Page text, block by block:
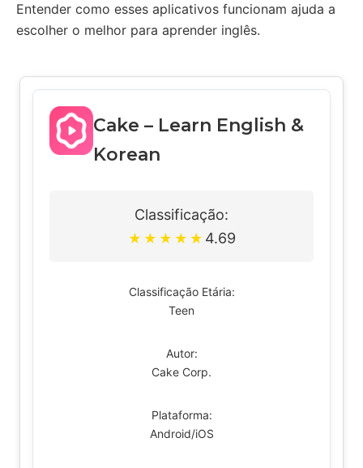
Entender como esses aplicativos funcionam ajuda a
escolher o melhor para aprender inglês.
Cake – Learn English &
Korean
Classificação:
★ ★ ★ ★ ★ 4.69
Classificação Etária:
Teen
Autor:
Cake Corp.
Plataforma:
Android/iOS